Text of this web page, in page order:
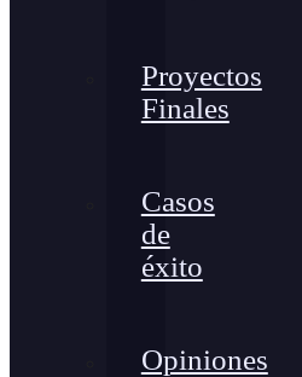
Proyectos
Finales
Casos
de
éxito
Opiniones